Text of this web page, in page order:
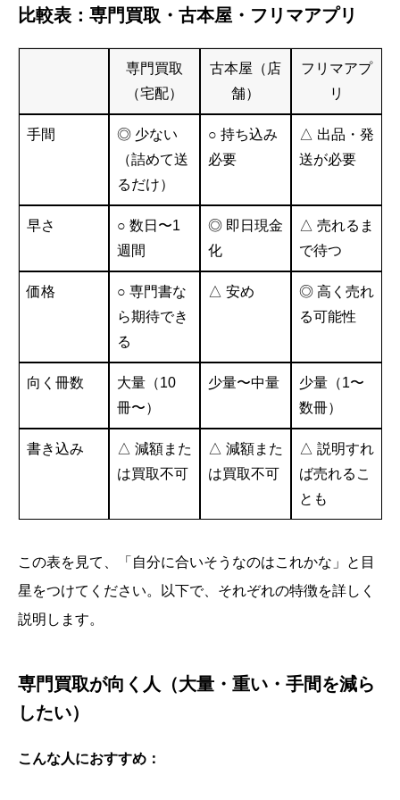
比較表：専門買取・古本屋・フリマアプリ
専門買取
（宅配）
古本屋（店
舗）
フリマアプ
リ
手間
◎ 少ない
（詰めて送
るだけ）
○ 持ち込み
必要
△ 出品・発
送が必要
早さ
○ 数日〜1
週間
◎ 即日現金
化
△ 売れるま
で待つ
価格
○ 専門書な
ら期待でき
る
△ 安め
◎ 高く売れ
る可能性
向く冊数
大量（10
冊〜）
少量〜中量
少量（1〜
数冊）
書き込み
△ 減額また
は買取不可
△ 減額また
は買取不可
△ 説明すれ
ば売れるこ
とも
この表を見て、「自分に合いそうなのはこれかな」と目
星をつけてください。以下で、それぞれの特徴を詳しく
説明します。
専門買取が向く人（大量・重い・手間を減ら
したい）
こんな人におすすめ：